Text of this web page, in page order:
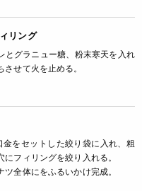
リング
とグラニュー糖、粉末寒天を入れ
せて火を止める。
をセットした絞り袋に入れ、粗
フィリングを絞り入れる。
全体にをふるいかけ完成。